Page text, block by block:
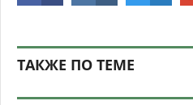
ТАКЖЕ ПО ТЕМЕ